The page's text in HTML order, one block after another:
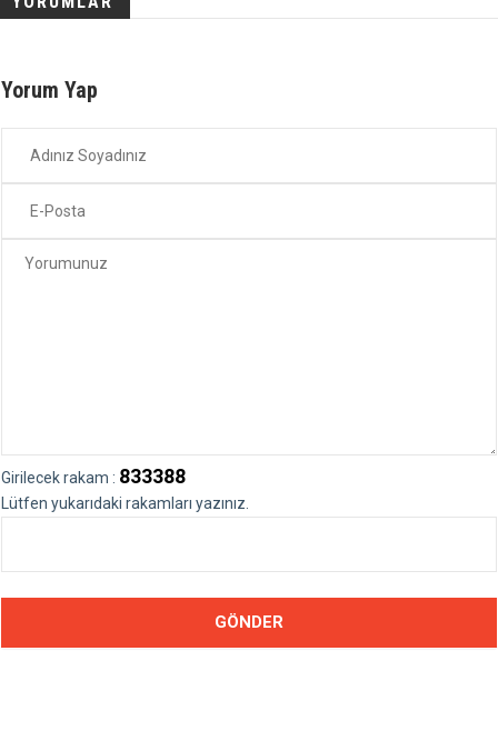
Yorum Yap
Girilecek rakam : 833388
Lütfen yukarıdaki rakamları yazınız.